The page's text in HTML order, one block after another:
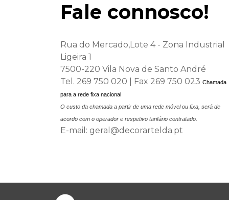
Fale connosco!
Rua do Mercado,Lote 4 - Zona Industrial
Ligeira 1
7500-220 Vila Nova de Santo André
Tel. 269 750 020 | Fax 269 750 023 Chamada
para a rede fixa nacional
O custo da chamada a partir de uma rede móvel ou fixa, será de
acordo com o operador e respetivo tarifário contratado.
E-mail: geral@decorartelda.pt